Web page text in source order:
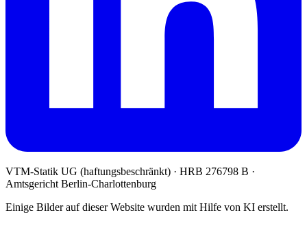
VTM-Statik UG (haftungsbeschränkt) · HRB 276798 B ·
Amtsgericht Berlin-Charlottenburg
Einige Bilder auf dieser Website wurden mit Hilfe von KI erstellt.